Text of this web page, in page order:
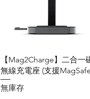
快速瀏覽
【Mag2Charge】二合一
無線充電座 (支援
無庫存